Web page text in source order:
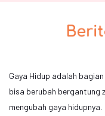
Gaya Hidup adalah
bisa berubah bergantung
mengubah gaya hidupnya.